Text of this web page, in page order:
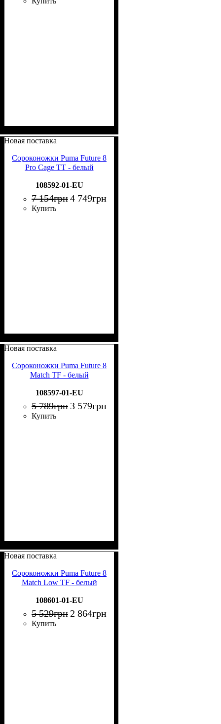
Новая поставка
Сороконожки Puma Future 8
Pro Cage TT - белый
108592-01-EU
7 154грн4 749грн
Купить
Новая поставка
Сороконожки Puma Future 8
Match TF - белый
108597-01-EU
5 789грн 3 579грн
Купить
Новая поставка
Сороконожки Puma Future 8
Match Low TF - белый
108601-01-EU
5 529грн2 864грн
Купить